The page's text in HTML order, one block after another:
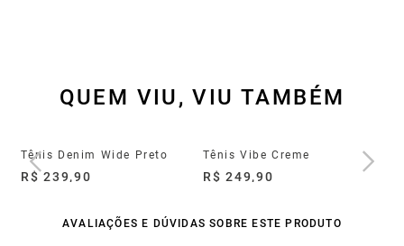
QUEM VIU, VIU TAMBÉM
Tênis Denim Wide Preto
R$ 239,90
Tênis Vibe Creme
R$ 249,90
AVALIAÇÕES E DÚVIDAS SOBRE ESTE PRODUTO